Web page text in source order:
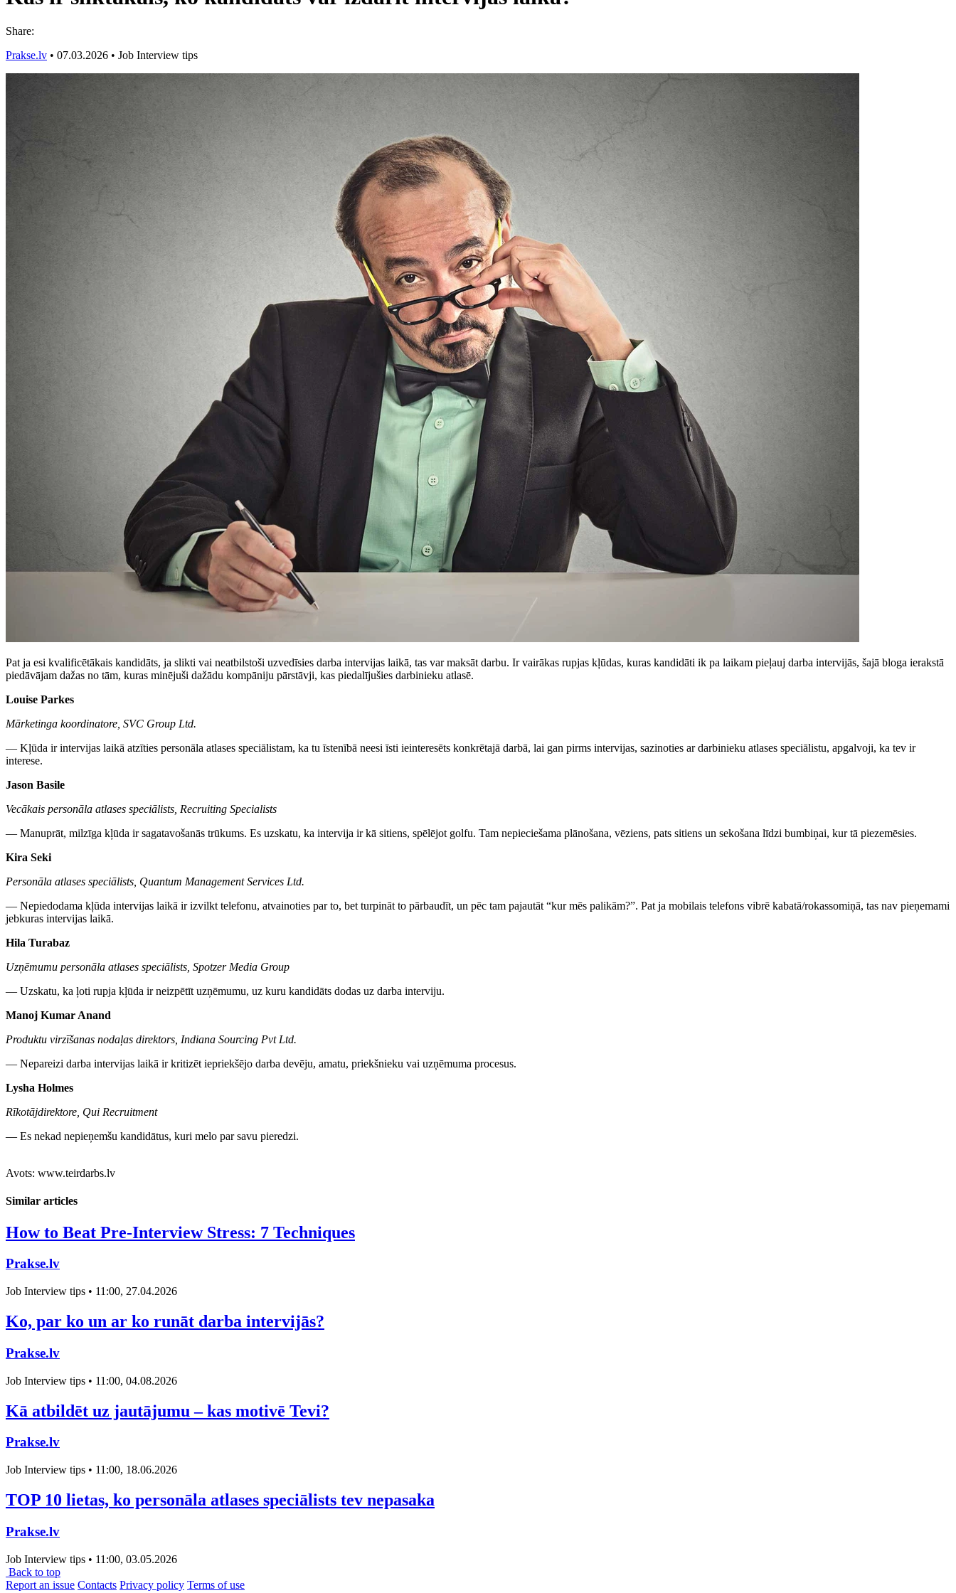
Share:
Prakse.lv • 07.03.2026 • Job Interview tips
Pat ja esi kvalificētākais kandidāts, ja slikti vai neatbilstoši uzvedīsies darba intervijas laikā, tas var maksāt darbu. Ir vairākas rupjas kļūdas, kuras kandidāti ik pa laikam pieļauj darba intervijās, šajā bloga ierakstā
piedāvājam dažas no tām, kuras minējuši dažādu kompāniju pārstāvji, kas piedalījušies darbinieku atlasē.
Louise Parkes
Mārketinga koordinatore, SVC Group Ltd.
— Kļūda ir intervijas laikā atzīties personāla atlases speciālistam, ka tu īstenībā neesi īsti ieinteresēts konkrētajā darbā, lai gan pirms intervijas, sazinoties ar darbinieku atlases speciālistu, apgalvoji, ka tev ir
interese.
Jason Basile
Vecākais personāla atlases speciālists, Recruiting Specialists
— Manuprāt, milzīga kļūda ir sagatavošanās trūkums. Es uzskatu, ka intervija ir kā sitiens, spēlējot golfu. Tam nepieciešama plānošana, vēziens, pats sitiens un sekošana līdzi bumbiņai, kur tā piezemēsies.
Kira Seki
Personāla atlases speciālists, Quantum Management Services Ltd.
— Nepiedodama kļūda intervijas laikā ir izvilkt telefonu, atvainoties par to, bet turpināt to pārbaudīt, un pēc tam pajautāt “kur mēs palikām?”. Pat ja mobilais telefons vibrē kabatā/rokassomiņā, tas nav pieņemami
jebkuras intervijas laikā.
Hila Turabaz
Uzņēmumu personāla atlases speciālists, Spotzer Media Group
— Uzskatu, ka ļoti rupja kļūda ir neizpētīt uzņēmumu, uz kuru kandidāts dodas uz darba interviju.
Manoj Kumar Anand
Produktu virzīšanas nodaļas direktors, Indiana Sourcing Pvt Ltd.
— Nepareizi darba intervijas laikā ir kritizēt iepriekšējo darba devēju, amatu, priekšnieku vai uzņēmuma procesus.
Lysha Holmes
Rīkotājdirektore, Qui Recruitment
— Es nekad nepieņemšu kandidātus, kuri melo par savu pieredzi.
Avots: www.teirdarbs.lv
Similar articles
How to Beat Pre-Interview Stress: 7 Techniques
Prakse.lv
Job Interview tips • 11:00, 27.04.2026
Ko, par ko un ar ko runāt darba intervijās?
Prakse.lv
Job Interview tips • 11:00, 04.08.2026
Kā atbildēt uz jautājumu – kas motivē Tevi?
Prakse.lv
Job Interview tips • 11:00, 18.06.2026
TOP 10 lietas, ko personāla atlases speciālists tev nepasaka
Prakse.lv
Job Interview tips • 11:00, 03.05.2026
Back to top
Report an issue Contacts Privacy policy Terms of use